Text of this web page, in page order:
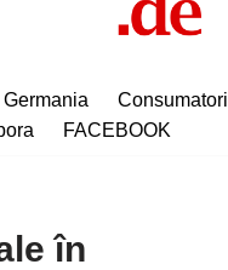
Consumatori
FACEBOOK
în